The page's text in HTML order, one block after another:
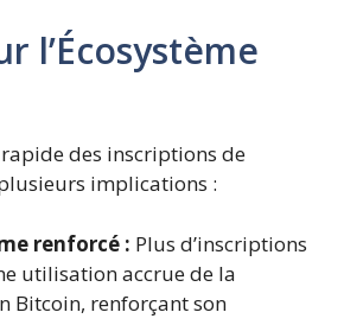
l’Écosystème
des inscriptions de
implications :
renforcé : Plus d’inscriptions
utilisation accrue de la
Bitcoin, renforçant son